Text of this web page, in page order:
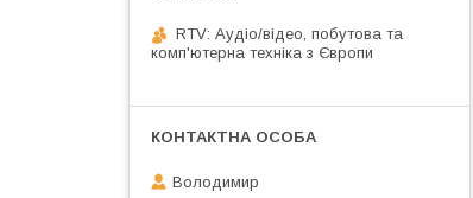
RTV: Аудіо/відео, побутова та
комп'ютерна техніка з Європи
Володимир